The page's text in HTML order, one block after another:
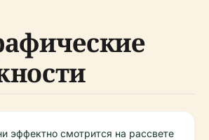
эффектно смотрится на рассвете